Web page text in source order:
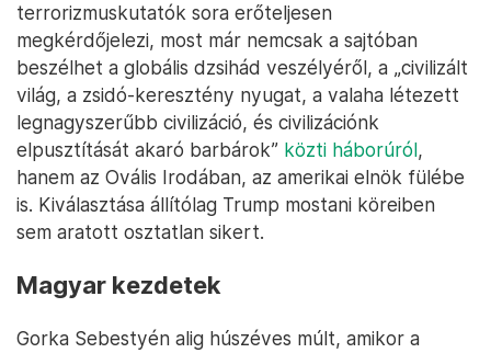
terrorizmuskutatók sora erőteljesen
megkérdőjelezi, most már nemcsak a sajtóban
beszélhet a globális dzsihád veszélyéről, a „civilizált
világ, a zsidó-keresztény nyugat, a valaha létezett
legnagyszerűbb civilizáció, és civilizációnk
elpusztítását akaró barbárok” közti háborúról,
hanem az Ovális Irodában, az amerikai elnök fülébe
is. Kiválasztása állítólag Trump mostani köreiben
sem aratott osztatlan sikert.
Magyar kezdetek
Gorka Sebestyén alig húszéves múlt, amikor a